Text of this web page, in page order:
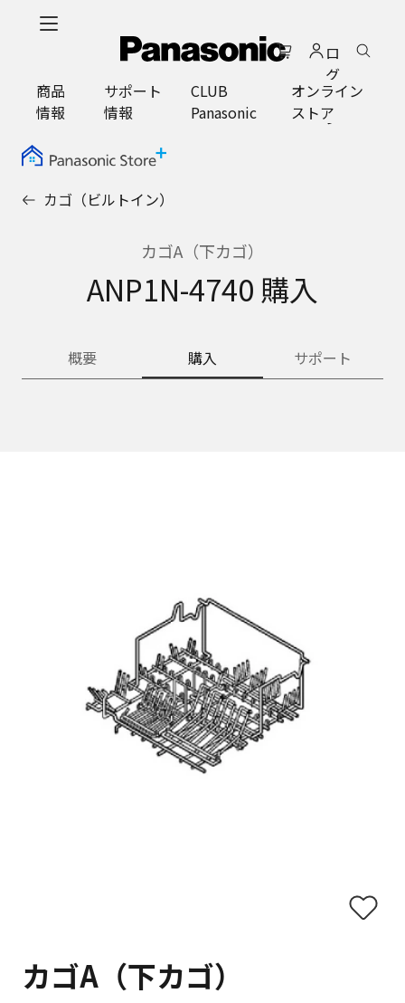
ロ
グ
イ
ン
商品
情報
サポート
情報
CLUB
Panasonic
オンライン
ストア
カゴ（ビルトイン）
カゴA（下カゴ）
ANP1N-4740 購入
概要 購入 サポート
カゴA（下カゴ）